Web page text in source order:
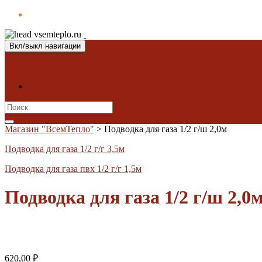
Вкл/выкл навигации
Search
for:
Магазин "ВсемТепло" > Подводка для газа 1/2 г/ш 2,0м
Подводка для газа 1/2 г/г 3,5м
Подводка для газа пвх 1/2 г/г 1,5м
Подводка для газа 1/2 г/ш
620,00 ₽